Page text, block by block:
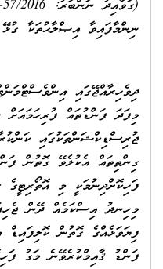
ނިންމާފައިވާ އިޞްލާޙުތަކާ
ދިވެހިރާއްޖޭގައި
މިފަދަ ފަންޑުތައް
ޖުރިސްޑިކްޝަންތަކުގައި
ގިންތިތައް އެކުލެވޭ ގޮތުން
ފަހިކޮށްދިނުމަކީ މި އޮތޯރިޓީގެ
މިހިނދު އިސްކަމެއް ދޭން
ފިޔަވަޅެއްގެ ގޮތުން
ފަންޑު ޤާއިމްކުރެވޭނެ މަގު